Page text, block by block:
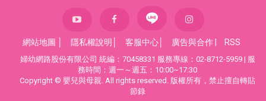
網站地圖 隱私權說明 客服中心 廣告與合作| RSS
婦幼網路股份有限公司 統編：70458331 服務專線：02-8712-5959 | 服
務時間：週一～週五：10:00~17:30
Copyright © 嬰兒與母親. All rights reserved. 版權所有，禁止擅自轉貼
節錄